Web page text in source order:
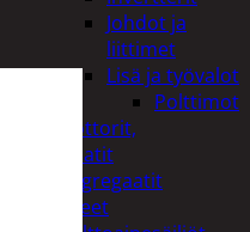
Johdot ja
liittimet
Lisä ja työvalot
Polttimot
Irtomoottorit,
aggregaatit
Aggregaatit
Lisälaitteet